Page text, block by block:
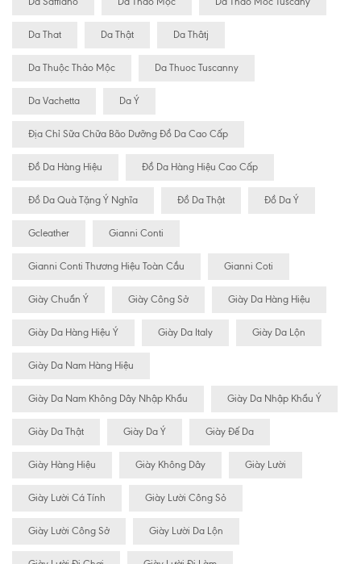
Da That Da Thật Da Thâtj
Da Thuộc Thảo Mộc Da Thuoc Tuscanny
Da Vachetta Da Ý
Địa Chỉ Sữa Chữa Bão Dưỡng Đồ Da Cao Cấp
Đồ Da Hàng Hiệu Đồ Da Hàng Hiệu Cao Cấp
Đồ Da Quà Tặng Ý Nghĩa Đồ Da Thật Đồ Da Ý
Gcleather Gianni Conti
Gianni Conti Thương Hiệu Toàn Cầu Gianni Coti
Giày Chuẩn Ý Giày Công Sở Giày Da Hàng Hiệu
Giày Da Hàng Hiệu Ý Giày Da Italy Giày Da Lộn
Giày Da Nam Hàng Hiệu
Giày Da Nam Không Dây Nhập Khẩu Giày Da Nhập Khẩu Ý
Giày Da Thật Giày Da Ý Giày Đế Da
Giày Hàng Hiệu Giày Không Dây Giày Lười
Giày Lười Cá Tính Giày Lười Công Sỏ
Giày Lười Công Sở Giày Lười Da Lộn